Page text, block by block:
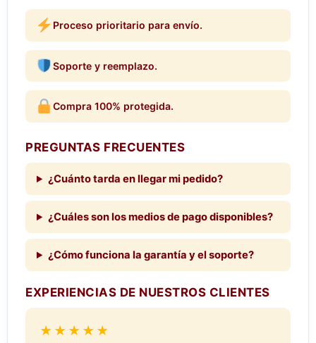
Proceso prioritario para envío.
Soporte y reemplazo.
Compra 100% protegida.
PREGUNTAS FRECUENTES
¿Cuánto tarda en llegar mi pedido?
¿Cuáles son los medios de pago disponibles?
¿Cómo funciona la garantía y el soporte?
EXPERIENCIAS DE NUESTROS CLIENTES
★★★★★